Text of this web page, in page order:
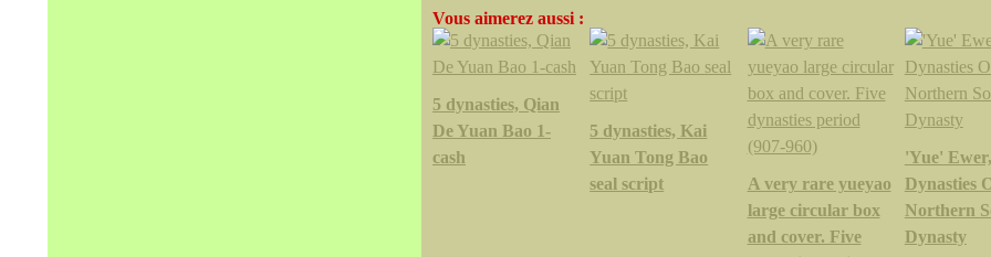
Vous aimerez aussi :
5 dynasties, Qian
De Yuan Bao 1-
cash
5 dynasties, Kai
Yuan Tong Bao
seal script
A very rare yueyao
large circular box
and cover. Five
'Yue'
Dynasties
Northern
Dynasty